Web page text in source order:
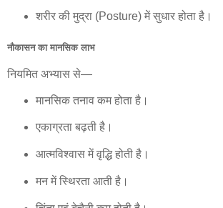
शरीर की मुद्रा (Posture) में सुधार होता है।
नौकासन का मानसिक लाभ
नियमित अभ्यास से—
मानसिक तनाव कम होता है।
एकाग्रता बढ़ती है।
आत्मविश्वास में वृद्धि होती है।
मन में स्थिरता आती है।